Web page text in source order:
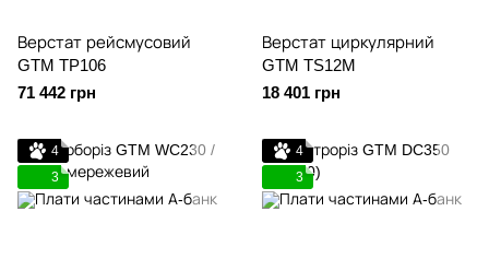
Верстат рейсмусовий
GTM TP106
71 442 грн
Верстат циркулярний
GTM TS12M
18 401 грн
4
3
4
3